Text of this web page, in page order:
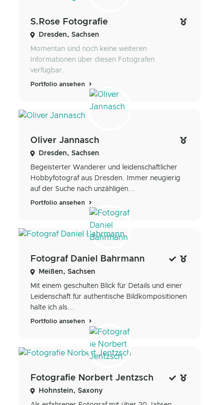
S.Rose Fotografie
Dresden, Sachsen
Momentan sind noch keine weiteren
Informationen über diesen Fotografen
verfügbar.
Portfolio ansehen
Oliver Jannasch
Dresden, Sachsen
Begeisterter Wanderer und leidenschaftlicher
Hobbyfotograf aus Dresden. Immer neugierig
auf der Suche nach unzähligen...
Portfolio ansehen
Fotograf Daniel Bahrmann
Meißen, Sachsen
Mit ​einem geschulten Blick für Details und einer
Leidenschaft für authentische Bildkompositionen
halte ich als...
Portfolio ansehen
Fotografie Norbert Jentzsch
Hohnstein, Saxony